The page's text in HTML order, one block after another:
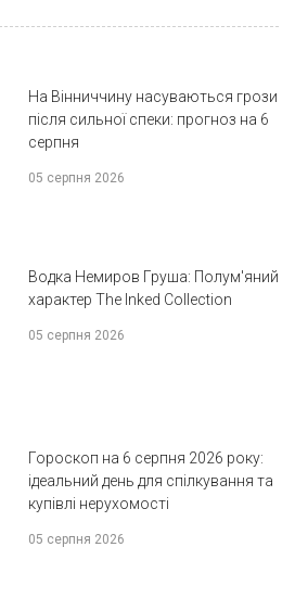
На Вінниччину насуваються грози
після сильної спеки: прогноз на 6
серпня
05 серпня 2026
Водка Немиров Груша: Полум'яний
характер The Inked Collection
05 серпня 2026
Гороскоп на 6 серпня 2026 року:
ідеальний день для спілкування та
купівлі нерухомості
05 серпня 2026